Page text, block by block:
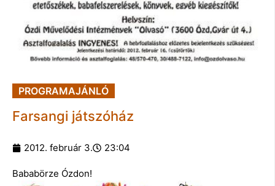
PROGRAMAJÁNLÓ
Farsangi játszóház
2012. február 3. 23:04
Bababörze Ózdon!